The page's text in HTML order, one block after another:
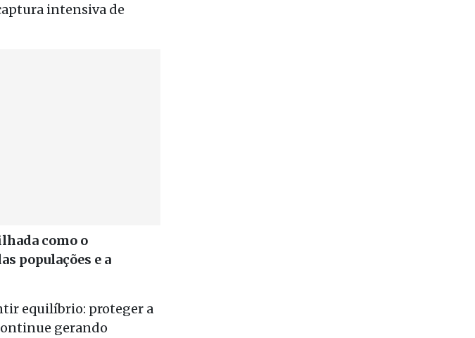
intensiva de
como o
populações e a
equilíbrio: proteger a
gerando